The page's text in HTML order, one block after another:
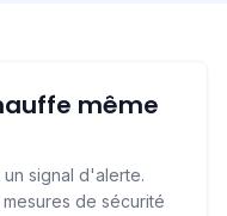
même
signal d'alerte.
de sécurité